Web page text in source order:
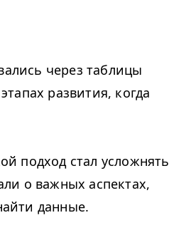
через таблицы
развития, когда
подход стал усложнять
о важных аспектах,
данные.